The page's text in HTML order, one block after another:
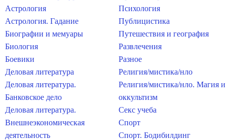
Астрология
Астрология. Гадание
Биографии и мемуары
Биология
Боевики
Деловая литература
Деловая литература.
Банковское дело
Деловая литература.
Внешнеэкономическая
деятельность
Психология
Публицистика
Путешествия и география
Развлечения
Разное
Религия/мистика/нло
Религия/мистика/нло. Магия и
оккультизм
Секс учеба
Спорт
Спорт. Бодибилдинг